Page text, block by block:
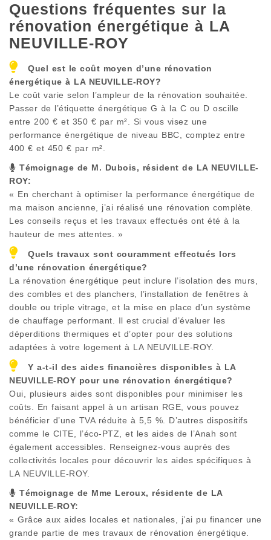
Questions fréquentes sur la
rénovation énergétique à LA
NEUVILLE-ROY
Quel est le coût moyen d’une rénovation
énergétique à LA NEUVILLE-ROY?
Le coût varie selon l’ampleur de la rénovation souhaitée.
Passer de l’étiquette énergétique G à la C ou D oscille
entre 200 € et 350 € par m². Si vous visez une
performance énergétique de niveau BBC, comptez entre
400 € et 450 € par m².
Témoignage de M. Dubois, résident de LA NEUVILLE-
ROY:
« En cherchant à optimiser la performance énergétique de
ma maison ancienne, j’ai réalisé une rénovation complète.
Les conseils reçus et les travaux effectués ont été à la
hauteur de mes attentes. »
Quels travaux sont couramment effectués lors
d’une rénovation énergétique?
La rénovation énergétique peut inclure l’isolation des murs,
des combles et des planchers, l’installation de fenêtres à
double ou triple vitrage, et la mise en place d’un système
de chauffage performant. Il est crucial d’évaluer les
déperditions thermiques et d’opter pour des solutions
adaptées à votre logement à LA NEUVILLE-ROY.
Y a-t-il des aides financières disponibles à LA
NEUVILLE-ROY pour une rénovation énergétique?
Oui, plusieurs aides sont disponibles pour minimiser les
coûts. En faisant appel à un artisan RGE, vous pouvez
bénéficier d’une TVA réduite à 5,5 %. D’autres dispositifs
comme le CITE, l’éco-PTZ, et les aides de l’Anah sont
également accessibles. Renseignez-vous auprès des
collectivités locales pour découvrir les aides spécifiques à
LA NEUVILLE-ROY.
Témoignage de Mme Leroux, résidente de LA
NEUVILLE-ROY:
« Grâce aux aides locales et nationales, j’ai pu financer une
grande partie de mes travaux de rénovation énergétique.